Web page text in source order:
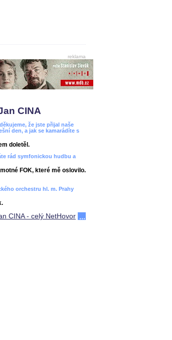
reklama
CINA
že jste přijal naše
den, a jak se kamarádíte s
doletěl.
rád symfonickou hudbu a
FOK, které mě oslovilo.
orchestru hl. m. Prahy
CINA - celý NetHovor